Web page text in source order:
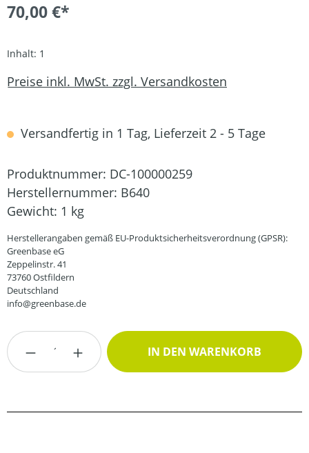
70,00 €*
Inhalt: 1
Preise inkl. MwSt. zzgl. Versandkosten
Versandfertig in 1 Tag, Lieferzeit 2 - 5 Tage
Produktnummer: DC-100000259
Herstellernummer: B640
Gewicht: 1 kg
Herstellerangaben gemäß EU-Produktsicherheitsverordnung (GPSR):
Greenbase eG
Zeppelinstr. 41
73760 Ostfildern
Deutschland
info@greenbase.de
Produkt Anzahl: Gib den gewünschten
IN DEN WARENKORB